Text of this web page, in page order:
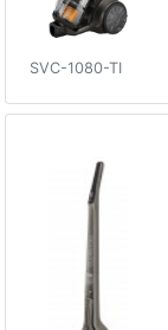
SVC-1080-TI